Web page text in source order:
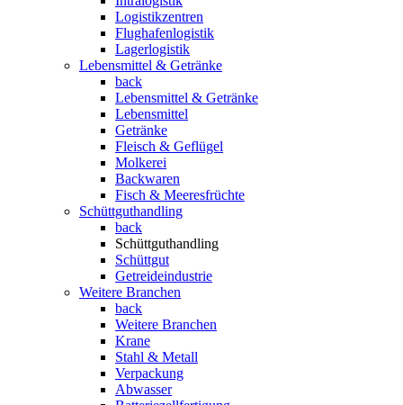
Logistikzentren
Flughafenlogistik
Lagerlogistik
Lebensmittel & Getränke
back
Lebensmittel & Getränke
Lebensmittel
Getränke
Fleisch & Geflügel
Molkerei
Backwaren
Fisch & Meeresfrüchte
Schüttguthandling
back
Schüttguthandling
Schüttgut
Getreideindustrie
Weitere Branchen
back
Weitere Branchen
Krane
Stahl & Metall
Verpackung
Abwasser